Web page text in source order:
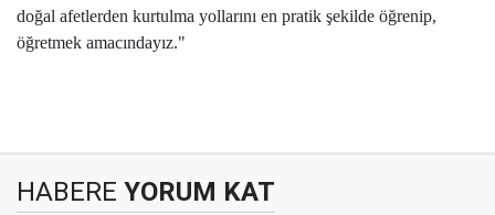
doğal afetlerden kurtulma yollarını en pratik şekilde öğrenip,
öğretmek amacındayız."
HABERE YORUM KAT